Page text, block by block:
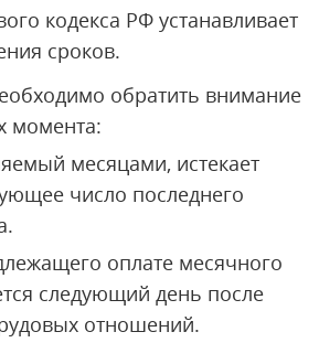
кодекса РФ устанавливает
сроков.
обратить внимание
момента:
месяцами, истекает
число последнего
оплате месячного
следующий день после
отношений.